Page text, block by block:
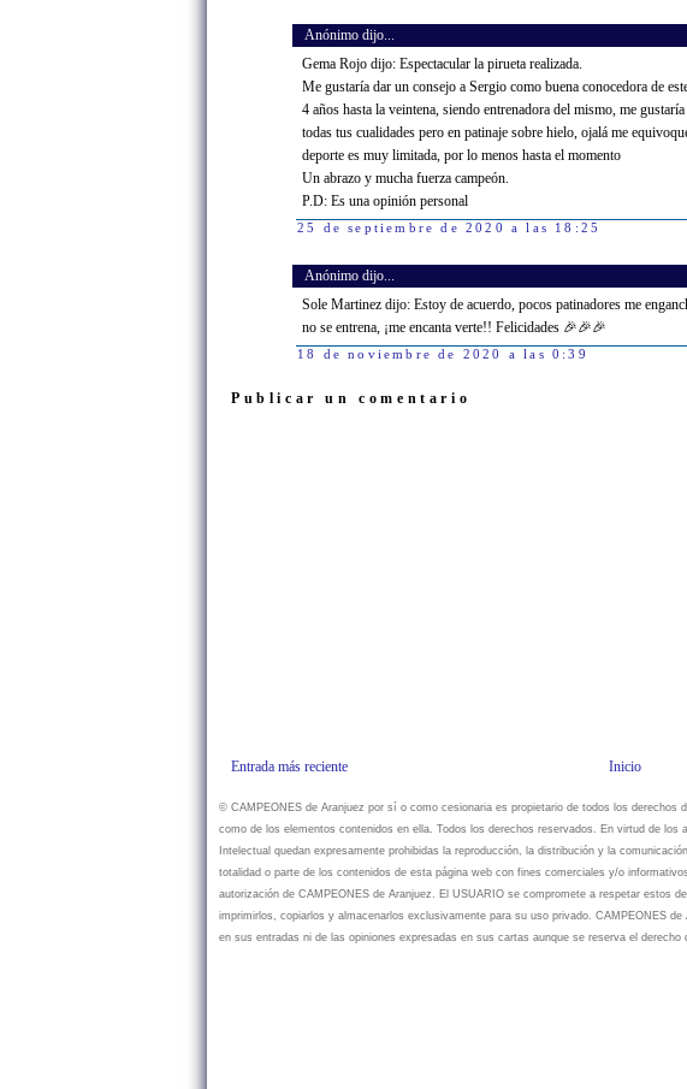
Anónimo dijo...
Gema Rojo dijo: Espectacular la pirueta realizada.
Me gustaría dar un consejo a Sergio como buena conocedora de
4 años hasta la veintena, siendo entrenadora del mismo, me
todas tus cualidades pero en patinaje sobre hielo, ojalá me
deporte es muy limitada, por lo menos hasta el momento
Un abrazo y mucha fuerza campeón.
P.D: Es una opinión personal
25 de septiembre de 2020 a las 18:25
Anónimo dijo...
Sole Martinez dijo: Estoy de acuerdo, pocos patinadores me
no se entrena, ¡me encanta verte!! Felicidades 🎉🎉🎉
18 de noviembre de 2020 a las 0:39
Publicar un comentario
Entrada más reciente Inicio
© CAMPEONES de Aranjuez por sí o como cesionaria es propietario de todos los derechos
como de los elementos contenidos en ella. Todos los derechos reservados. En virtud de los
Intelectual quedan expresamente prohibidas la reproducción, la distribución y la
totalidad o parte de los contenidos de esta página web con fines comerciales y/o
autorización de CAMPEONES de Aranjuez. El USUARIO se compromete a respetar estos
imprimirlos, copiarlos y almacenarlos exclusivamente para su uso privado. CAMPEONES
en sus entradas ni de las opiniones expresadas en sus cartas aunque se reserva el derecho